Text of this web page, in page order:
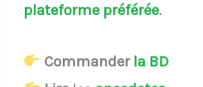
plateforme préférée.
Commander la BD